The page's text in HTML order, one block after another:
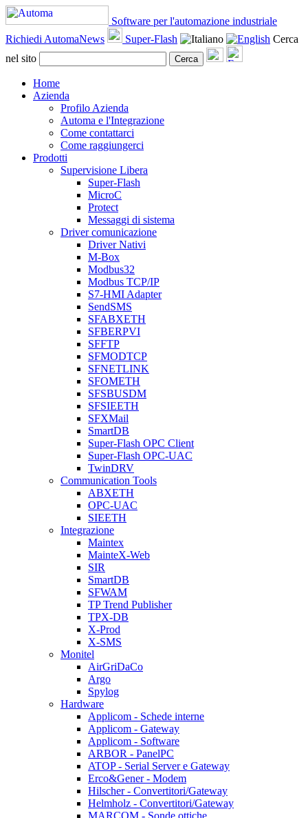
Software per l'automazione industriale
Richiedi AutomaNews
Super-Flash
Cerca
nel sito
Cerca
Home
Azienda
Profilo Azienda
Automa e l'Integrazione
Come contattarci
Come raggiungerci
Prodotti
Supervisione Libera
Super-Flash
MicroC
Protect
Messaggi di sistema
Driver comunicazione
Driver Nativi
M-Box
Modbus32
Modbus TCP/IP
S7-HMI Adapter
SendSMS
SFABXETH
SFBERPVI
SFFTP
SFMODTCP
SFNETLINK
SFOMETH
SFSBUSDM
SFSIEETH
SFXMail
SmartDB
Super-Flash OPC Client
Super-Flash OPC-UAC
TwinDRV
Communication Tools
ABXETH
OPC-UAC
SIEETH
Integrazione
Maintex
MainteX-Web
SIR
SmartDB
SFWAM
TP Trend Publisher
TPX-DB
X-Prod
X-SMS
Monitel
AirGriDaCo
Argo
Spylog
Hardware
Applicom - Schede interne
Applicom - Gateway
Applicom - Software
ARBOR - PanelPC
ATOP - Serial Server e Gateway
Erco&Gener - Modem
Hilscher - Convertitori/Gateway
Helmholz - Convertitori/Gateway
MARCOM - Sonde ottiche